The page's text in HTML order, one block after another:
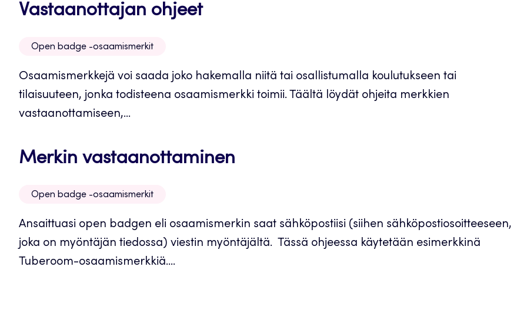
Vastaanottajan ohjeetAvautuu
Open badge -osaamismerkit
Osaamismerkkejä voi saada joko hakemalla niitä tai osallistumalla koulutukseen tai
tilaisuuteen, jonka todisteena osaamismerkki toimii. Täältä löydät ohjeita merkkien
vastaanottamiseen,...
Merkin vastaanottaminen
Open badge -osaamismerkit
Ansaittuasi open badgen eli osaamismerkin saat sähköpostiisi (siihen sähköpostiosoitteeseen,
joka on myöntäjän tiedossa) viestin myöntäjältä. Tässä ohjeessa käytetään esimerkkinä
Tuberoom-osaamismerkkiä....